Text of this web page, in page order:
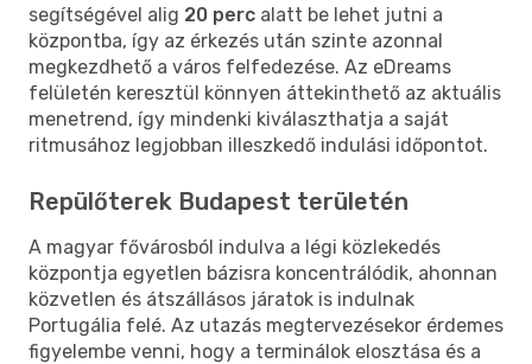
segítségével alig 20 perc alatt be lehet jutni a
központba, így az érkezés után szinte azonnal
megkezdhető a város felfedezése. Az eDreams
felületén keresztül könnyen áttekinthető az aktuális
menetrend, így mindenki kiválaszthatja a saját
ritmusához legjobban illeszkedő indulási időpontot.
Repülőterek Budapest területén
A magyar fővárosból indulva a légi közlekedés
központja egyetlen bázisra koncentrálódik, ahonnan
közvetlen és átszállásos járatok is indulnak
Portugália felé. Az utazás megtervezésekor érdemes
figyelembe venni, hogy a terminálok elosztása és a